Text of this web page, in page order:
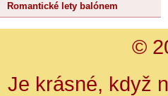
Romantické lety balónem
©
Je krásné, když